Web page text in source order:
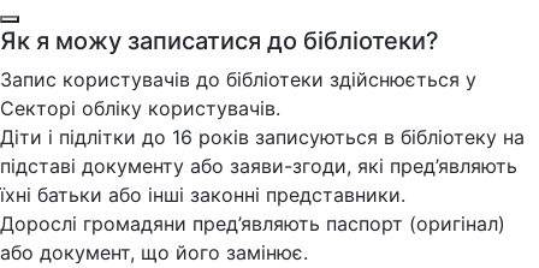
Як я можу записатися до бібліотеки?
Запис користувачів до бібліотеки здійснюється у
Секторі обліку користувачів.
Діти і підлітки до 16 років записуються в бібліотеку на
підставі документу або заяви-згоди, які пред’являють
їхні батьки або інші законні представники.
Дорослі громадяни пред’являють паспорт (оригінал)
або документ, що його замінює.